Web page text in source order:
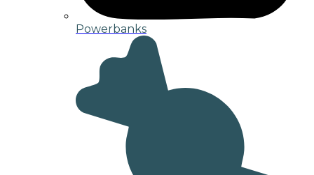
Powerbanks